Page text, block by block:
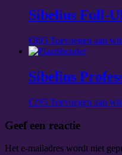
Sibelius Full-
€895 Toevoegen aan
Sibelius
€295 Toevoegen aan
Geef een reactie
Het e-mailadres wordt niet